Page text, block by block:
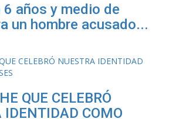
6 años y medio de
un hombre acusado...
QUE CELEBRÓ
IDENTIDAD COMO